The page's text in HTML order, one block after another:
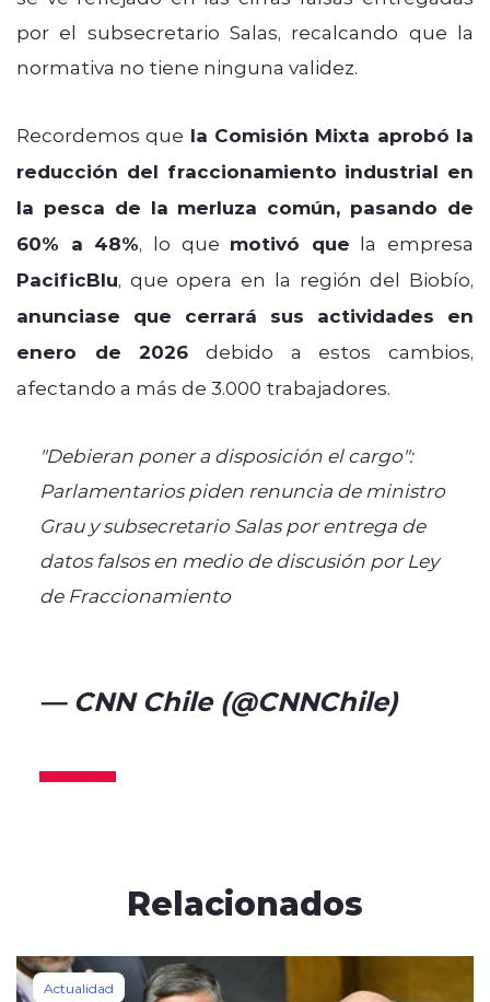
por el subsecretario Salas, recalcando que la
normativa no tiene ninguna validez.
Recordemos que la Comisión Mixta aprobó la
reducción del fraccionamiento industrial en
la pesca de la merluza común, pasando de
60% a 48%, lo que motivó que la empresa
PacificBlu, que opera en la región del Biobío,
anunciase que cerrará sus actividades en
enero de 2026 debido a estos cambios,
afectando a más de 3.000 trabajadores.
"Debieran poner a disposición el cargo":
Parlamentarios piden renuncia de ministro
Grau y subsecretario Salas por entrega de
datos falsos en medio de discusión por Ley
de Fraccionamiento
— CNN Chile (@CNNChile)
Relacionados
Actualidad